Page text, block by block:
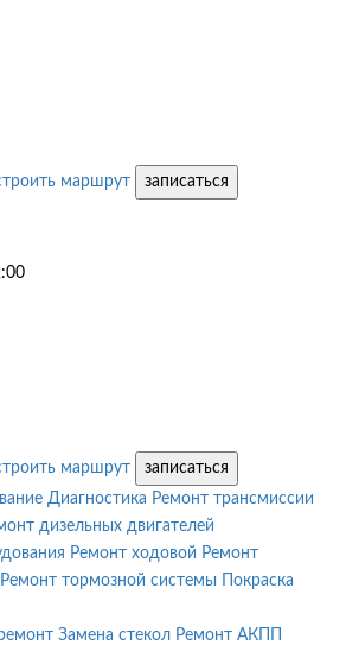
маршрут
записаться
маршрут
записаться
Диагностика Ремонт трансмиссии
дизельных двигателей
Ремонт ходовой Ремонт
Ремонт тормозной системы
Покраска
Замена стекол Ремонт АКПП